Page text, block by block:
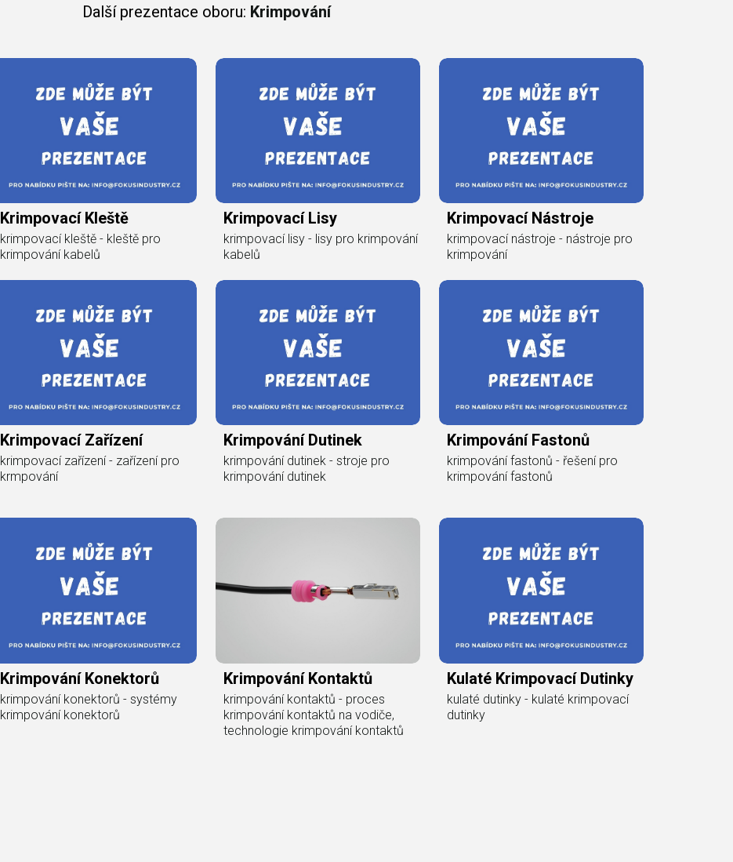
Další prezentace oboru: Krimpování
Krimpovací Kleště
krimpovací kleště - kleště pro
krimpování kabelů
Krimpovací Lisy
krimpovací lisy - lisy pro krimpování
kabelů
Krimpovací Nástroje
krimpovací nástroje - nástroje pro
krimpování
Krimpovací Zařízení
krimpovací zařízení - zařízení pro
krmpování
Krimpování Dutinek
krimpování dutinek - stroje pro
krimpování dutinek
Krimpování Fastonů
krimpování fastonů - řešení pro
krimpování fastonů
Krimpování Konektorů
krimpování konektorů - systémy
krimpování konektorů
Krimpování Kontaktů
krimpování kontaktů - proces
krimpování kontaktů na vodiče,
technologie krimpování kontaktů
Kulaté Krimpovací Dutinky
kulaté dutinky - kulaté krimpovací
dutinky